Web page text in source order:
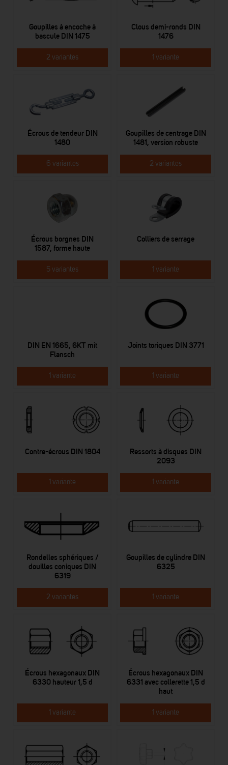
Goupilles à encoche à
bascule DIN 1475
2 variantes
Clous demi-ronds DIN
1476
1 variante
Écrous de tendeur DIN
1480
6 variantes
Goupilles de centrage DIN
1481, version robuste
2 variantes
Écrous borgnes DIN
1587, forme haute
5 variantes
Colliers de serrage
1 variante
DIN EN 1665, 6KT mit
Flansch
1 variante
Joints toriques DIN 3771
1 variante
Contre-écrous DIN 1804
1 variante
Ressorts à disques DIN
2093
1 variante
Rondelles sphériques /
douilles coniques DIN
6319
2 variantes
Goupilles de cylindre DIN
6325
1 variante
Écrous hexagonaux DIN
6330 hauteur 1,5 d
1 variante
Écrous hexagonaux DIN
6331 avec collerette 1,5 d
haut
1 variante